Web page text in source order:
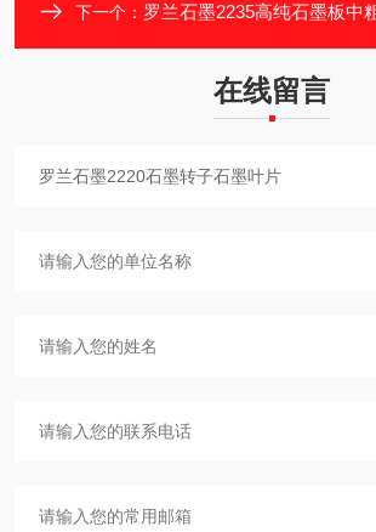
下一个： 罗兰石墨2235高纯石墨板中
在线留言